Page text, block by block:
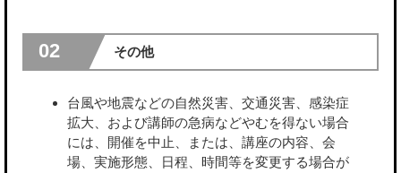
02 その他
台風や地震などの自然災害、交通災害、感染症
拡大、および講師の急病などやむを得ない場合
には、開催を中止、または、講座の内容、会
場、実施形態、日程、時間等を変更する場合が